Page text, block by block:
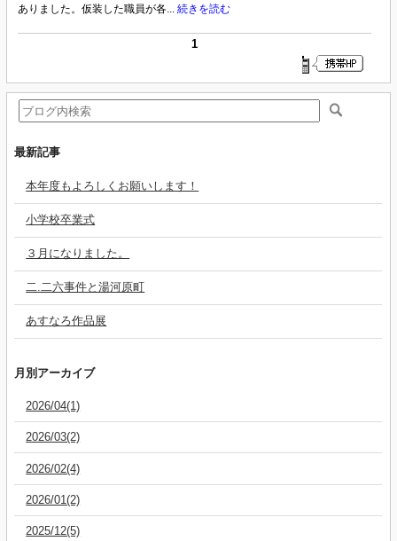
ありました。仮装した職員が各... 続きを読む
1
最新記事
本年度もよろしくお願いします！
小学校卒業式
３月になりました。
二.二六事件と湯河原町
あすなろ作品展
月別アーカイブ
2026/04(1)
2026/03(2)
2026/02(4)
2026/01(2)
2025/12(5)